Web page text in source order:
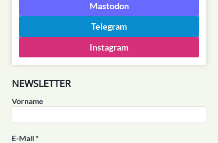
Mastodon
Telegram
Instagram
NEWSLETTER
Vorname
E-Mail*